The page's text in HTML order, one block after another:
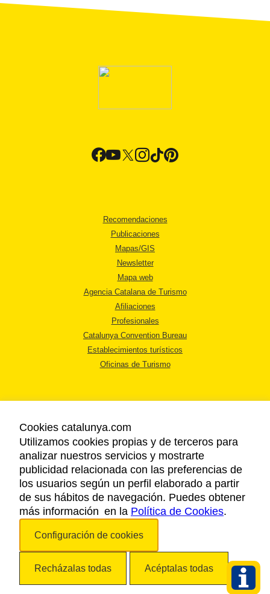
Recomendaciones
Publicaciones
Mapas/GIS
Newsletter
Mapa web
Agencia Catalana de Turismo
Afiliaciones
Profesionales
Catalunya Convention Bureau
Establecimientos turísticos
Oficinas de Turismo
AVISO LEGAL
POLÍTICA DE PRIVACIDAD
COOKIES
ACCESSIBILIDAD
Copyright © 2026. Agencia Catalana de Turismo. Todos los derechos
Cookies catalunya.com
Utilizamos cookies propias y de terceros para
analizar nuestros servicios y mostrarte
publicidad relacionada con las preferencias de
los usuarios según un perfil elaborado a partir
de sus hábitos de navegación. Puedes obtener
más información en la Política de Cookies.
Configuración de cookies
Recházalas todas Acéptalas todas